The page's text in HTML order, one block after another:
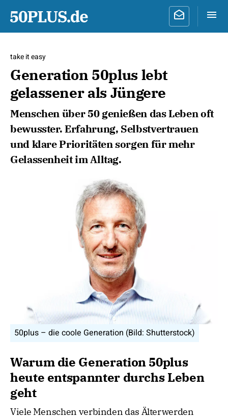
take it easy
Generation 50plus lebt
gelassener als Jüngere
Menschen über 50 genießen das Leben oft
bewusster. Erfahrung, Selbstvertrauen
und klare Prioritäten sorgen für mehr
Gelassenheit im Alltag.
50plus – die coole Generation (Bild: Shutterstock)
Warum die Generation 50plus
heute entspannter durchs Leben
geht
Viele Menschen verbinden das Älterwerden